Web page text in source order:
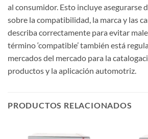
al consumidor. Esto incluye asegurarse
sobre la compatibilidad, la marca y las
describa correctamente para evitar
término ‘compatible’ también está
mercados del mercado para la
productos y la aplicación automotriz.
PRODUCTOS RELACIONADOS